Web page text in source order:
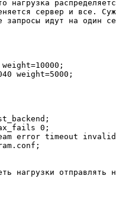
нагрузка
сервер и все.
запросы идут на один
weight=5000;
0;
error timeout
нагрузки